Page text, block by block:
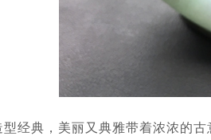
型经典，美丽又典雅带着浓浓的